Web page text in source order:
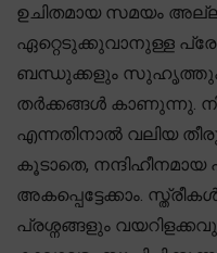
ഉചിതമായ സമയം
ഏറ്റെടുക്കുവാനുള്ള
ബന്ധുക്കളും
തർക്കങ്ങൾ കാണുന്നു.
എന്നതിനാൽ വലിയ
കൂടാതെ,
അകപ്പെട്ടേക്കാം.
പ്രശ്നങ്ങളും